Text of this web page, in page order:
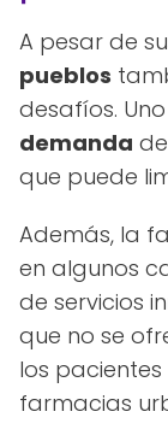
A pesar de
pueblos
desafíos.
demanda
que puede
Además, la
en algunos
de servicios
que no se
los
farmacias